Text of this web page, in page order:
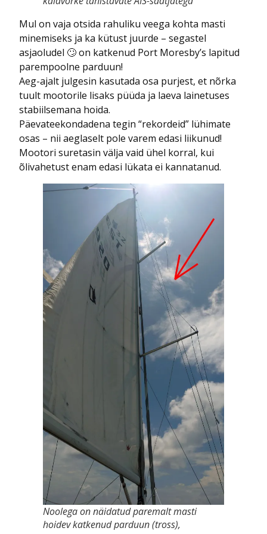
Mul on vaja otsida rahuliku veega kohta masti
minemiseks ja ka kütust juurde – segastel
asjaoludel 🙄 on katkenud Port Moresby’s lapitud
parempoolne parduun!
Aeg-ajalt julgesin kasutada osa purjest, et nõrka
tuult mootorile lisaks püüda ja laeva lainetuses
stabiilsemana hoida.
Päevateekondadena tegin “rekordeid” lühimate
osas – nii aeglaselt pole varem edasi liikunud!
Mootori suretasin välja vaid ühel korral, kui
õlivahetust enam edasi lükata ei kannatanud.
Noolega on näidatud paremalt masti
hoidev katkenud parduun (tross),